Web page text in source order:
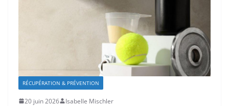
RÉCUPÉRATION & PRÉVENTION
20 juin 2026 Isabelle Mischler